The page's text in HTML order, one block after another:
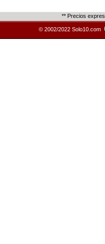
** Precios
© 2002/2022 Solo10.com